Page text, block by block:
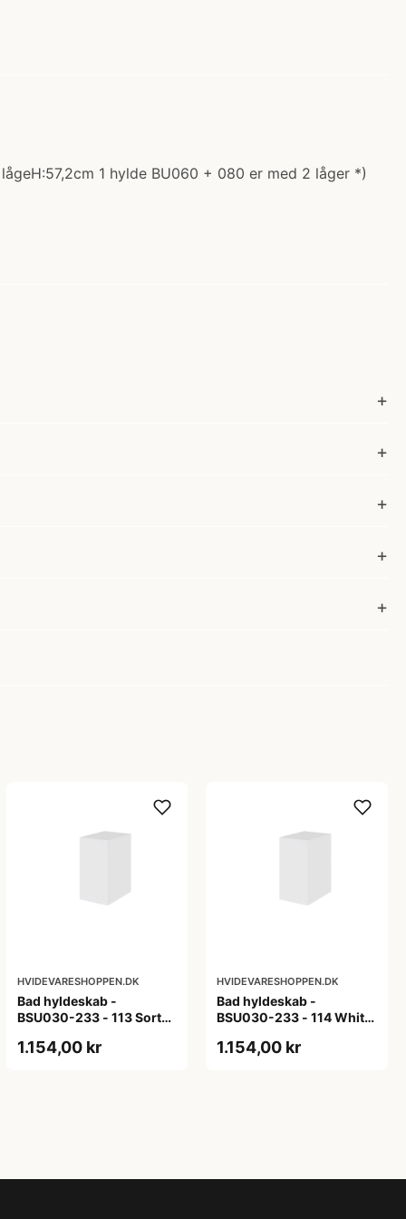
1 hylde BU060 + 080 er med 2 låger *)
HVIDEVARESHOPPEN.DK
Bad hyldeskab -
BSU030-233 - 113 Sort
1.154,00 kr
HVIDEVARESHOPPEN.DK
Bad hyldeskab -
BSU030-233 - 114 White
ABS-kant
1.154,00 kr